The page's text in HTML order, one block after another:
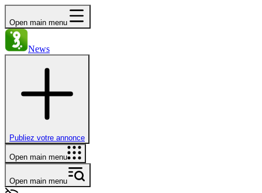
Open main menu
News
Publiez votre annonce
Open main menu
Open main menu